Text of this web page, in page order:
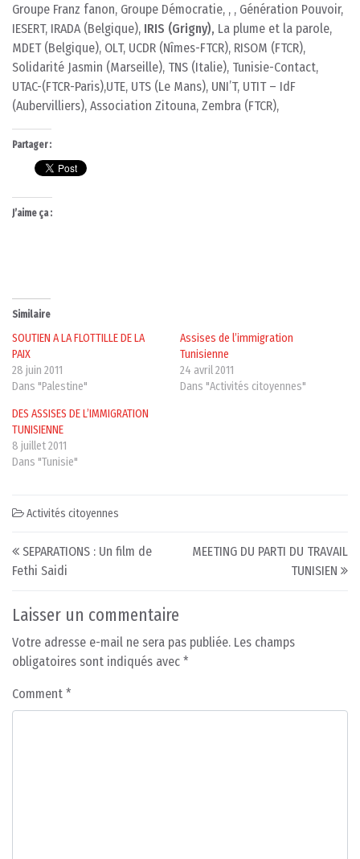
Groupe Franz fanon, Groupe Démocratie, , , Génération Pouvoir,
IESERT, IRADA (Belgique), IRIS (Grigny), La plume et la parole,
MDET (Belgique), OLT, UCDR (Nîmes-FTCR), RISOM (FTCR),
Solidarité Jasmin (Marseille), TNS (Italie), Tunisie-Contact,
UTAC-(FTCR-Paris),UTE, UTS (Le Mans), UNI’T, UTIT – IdF
(Aubervilliers), Association Zitouna, Zembra (FTCR),
Partager :
J’aime ça :
Similaire
SOUTIEN A LA FLOTTILLE DE LA
PAIX
28 juin 2011
Dans "Palestine"
Assises de l’immigration
Tunisienne
24 avril 2011
Dans "Activités citoyennes"
DES ASSISES DE L’IMMIGRATION
TUNISIENNE
8 juillet 2011
Dans "Tunisie"
Activités citoyennes
Post navigation
SEPARATIONS : Un film de
Fethi Saidi
MEETING DU PARTI DU TRAVAIL
TUNISIEN
Laisser un commentaire
Votre adresse e-mail ne sera pas publiée. Les champs
obligatoires sont indiqués avec *
Comment *